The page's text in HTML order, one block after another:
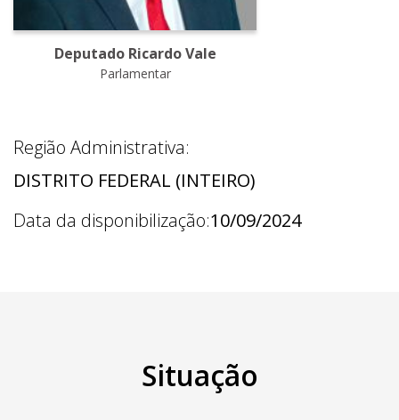
Deputado Ricardo Vale
Parlamentar
Região Administrativa:
DISTRITO FEDERAL (INTEIRO)
Data da disponibilização:10/09/2024
Situação